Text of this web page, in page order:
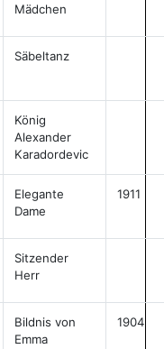
Mädchen
Säbeltanz
König
Alexander
Karadordevic
Elegante
Dame
1911
Sitzender
Herr
Bildnis von
Emma
1904